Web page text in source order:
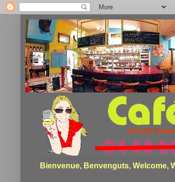
Bienvenue, Benvenguts, Welcome,